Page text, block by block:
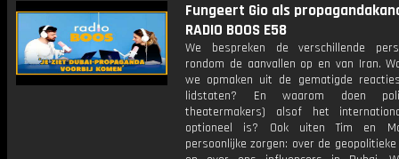
Fungeert Gio als
RADIO BOOS E58
We bespreken de verschillende
rondom de aanvallen op en van Iran.
we opmaken uit de gematigde
lidstaten? En waarom doen
theatermakers) alsof het
optioneel is? Ook uiten Tim en
persoonlijke zorgen: over de geopolitieke